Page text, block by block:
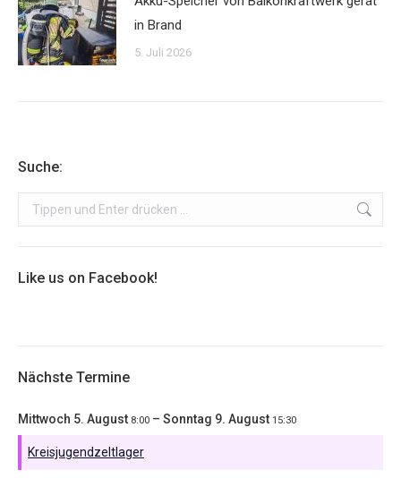
in Brand
5. Juli 2026
Suche:
Search:
Like us on Facebook!
Nächste Termine
Mittwoch 5. August 8:00 – Sonntag 9. August 15:30
Kreisjugendzeltlager